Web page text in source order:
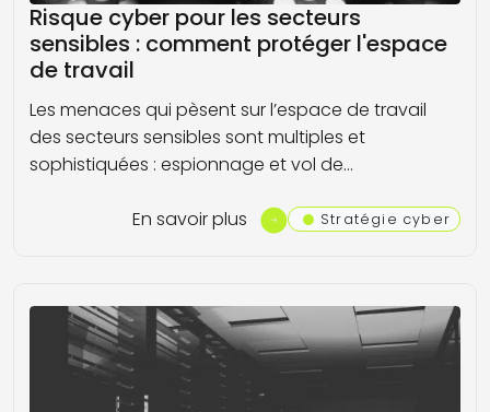
Risque cyber pour les secteurs
sensibles : comment protéger l'espace
de travail
Les menaces qui pèsent sur l’espace de travail
des secteurs sensibles sont multiples et
sophistiquées : espionnage et vol de…
En savoir plus Stratégie cyber